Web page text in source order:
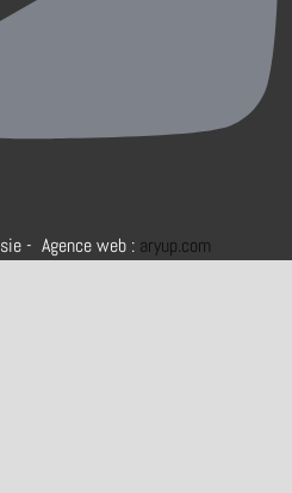
- Agence web : aryup.com